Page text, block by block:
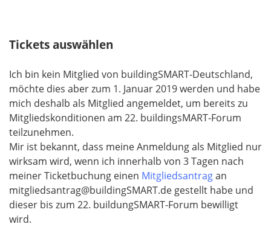
t
e
l
d
Tickets auswählen
Ich bin kein Mitglied von buildingSMART-Deutschland,
möchte dies aber zum 1. Januar 2019 werden und habe
mich deshalb als Mitglied angemeldet, um bereits zu
Mitgliedskonditionen am 22. buildingsMART-Forum
teilzunehmen.
Mir ist bekannt, dass meine Anmeldung als Mitglied nur
wirksam wird, wenn ich innerhalb von 3 Tagen nach
meiner Ticketbuchung einen Mitgliedsantragan
mitgliedsantrag@buildingSMART.de gestellt habe und
dieser bis zum 22. buildungSMART-Forum bewilligt
wird.